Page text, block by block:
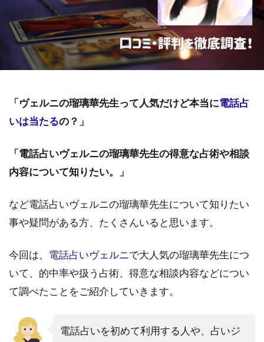
「ヴェルニの瑠璃華先生って人気だけど本当に電話占
いは当たるの？」
「電話占いヴェルニの瑠璃華先生の得意な占術や相談
内容について知りたい。」
など電話占いヴェルニの瑠璃華先生について知りたい
事や疑問がある方、たくさんいると思います。
今回は、 電話占いヴェルニで大人気の瑠璃華先生につ
いて、的中率や扱う占術、得意な相談内容などについ
て調べたことをご紹介していきます。
電話占いを初めて利用する人や、占いジ